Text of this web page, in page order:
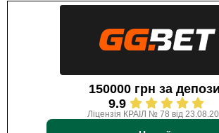
150000 грн за
9.9
Ліцензія КРАІЛ № 78 від